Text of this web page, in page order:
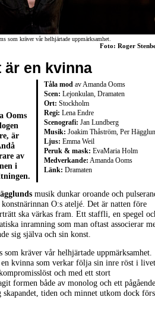
som kräver vår helhjärtade uppmärksamhet.
Foto: Roger
är en kvinna
Tåla mod av Amanda Ooms
Scen: Lejonkulan, Dramaten
Ort: Stockholm
Regi: Lena Endre
Scenografi: Jan Lundberg
Musik: Joakim Thåström, Per
Ljus: Emma Weil
Peruk & mask: EvaMaria Holm
Medverkande: Amanda Ooms
Länk: Dramaten
Ooms
är
av
i
musik dunkar oroande och
O:s ateljé. Det är natten före
ska värkas fram. Ett staffli, en spegel
inramning som man oftast associerar
sig själva och sin konst.
som kräver vår helhjärtade uppmärksamhet.
kvinna som verkar följa sin inre röst i
och med ett stort
formen både av monolog och ett pågående
skapandet, tiden och minnet utkom dock